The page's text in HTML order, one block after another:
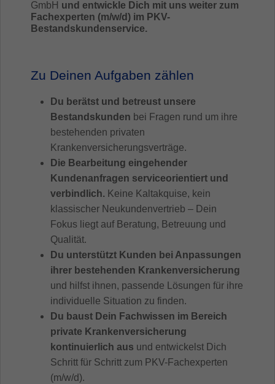
GmbH und entwickle Dich mit uns weiter zum
Fachexperten (m/w/d) im PKV-
Bestandskundenservice.
Zu Deinen Aufgaben zählen
Du berätst und betreust unsere
Bestandskunden bei Fragen rund um ihre
bestehenden privaten
Krankenversicherungsverträge.
Die Bearbeitung eingehender
Kundenanfragen serviceorientiert und
verbindlich. Keine Kaltakquise, kein
klassischer Neukundenvertrieb – Dein
Fokus liegt auf Beratung, Betreuung und
Qualität.
Du unterstützt Kunden bei Anpassungen
ihrer bestehenden Krankenversicherung
und hilfst ihnen, passende Lösungen für ihre
individuelle Situation zu finden.
Du baust Dein Fachwissen im Bereich
private Krankenversicherung
kontinuierlich aus und entwickelst Dich
Schritt für Schritt zum PKV-Fachexperten
(m/w/d).